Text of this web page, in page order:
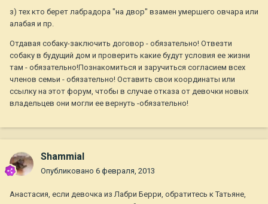
з) тех кто берет лабрадора "на двор" взамен умершего овчара или
алабая и пр.
Отдавая собаку-заключить договор - обязательно! Отвезти
собаку в будущий дом и проверить какие будут условия ее жизни
там - обязательно!Познакомиться и заручиться согласием всех
членов семьи - обязательно! Оставить свои координаты или
ссылку на этот форум, чтобы в случае отказа от девочки новых
владельцев они могли ее вернуть -обязательно!
Shammial
Опубликовано 6 февраля, 2013
Анастасия, если девочка из Лабри Берри, обратитесь к Татьяне,